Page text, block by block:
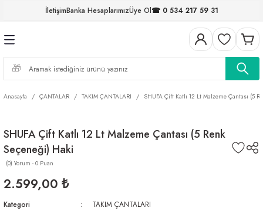
İletişimBanka HesaplarımızÜye Ol☎ 0 534 217 59 31
Geri Dön
Geri Dön
Geri Dön
MİSİNALAR
Geri Dön
FIRDÖNDÜLER
Geri Dön
Geri Dön
Geri Dön
Geri Dön
Anasayfa ÇANTALAR TAKIM ÇANTALARI SHUFA Çift Katlı 12 Lt Malzeme Çantası (5
SHUFA Çift Katlı 12 Lt Malzeme Çantası (5 Renk
Seçeneği) Haki
(0) Yorum - 0 Puan
2.599,00 ₺
Kategori
TAKIM ÇANTALARI